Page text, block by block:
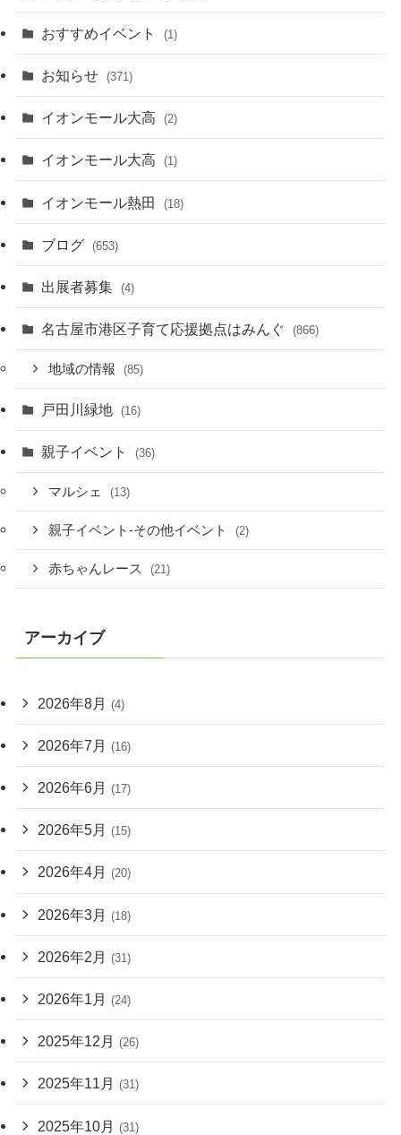
おすすめイベント (1)
お知らせ (371)
イオンモール大高 (2)
イオンモール大高 (1)
イオンモール熱田 (18)
ブログ (653)
出展者募集 (4)
名古屋市港区子育て応援拠点はみんぐ (866)
地域の情報 (85)
戸田川緑地 (16)
親子イベント (36)
マルシェ (13)
親子イベント-その他イベント (2)
赤ちゃんレース (21)
アーカイブ
2026年8月 (4)
2026年7月 (16)
2026年6月 (17)
2026年5月 (15)
2026年4月 (20)
2026年3月 (18)
2026年2月 (31)
2026年1月 (24)
2025年12月 (26)
2025年11月 (31)
2025年10月 (31)